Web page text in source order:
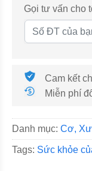
Gọi tư vấn cho
Cam kết
Miễn phí
Danh mục: Cơ,
Tags: Sức khỏe